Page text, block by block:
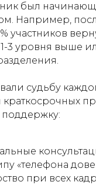
был
Например,
участников
3 уровня выше
судьбу
«телефона
при всех